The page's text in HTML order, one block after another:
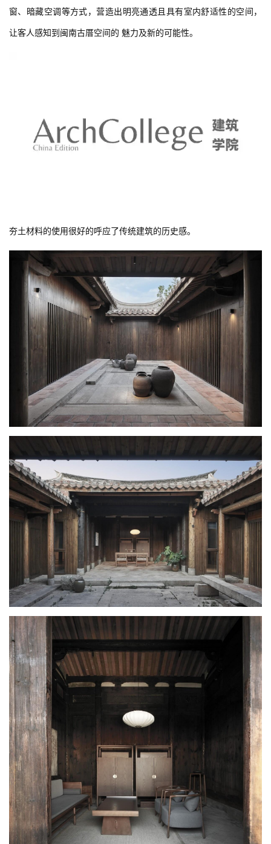
窗、暗藏空调等方式，营造出明亮通透且具有室内舒适性的空间，
让客人感知到闽南古厝空间的 魅力及新的可能性。
夯土材料的使用很好的呼应了传统建筑的历史感。